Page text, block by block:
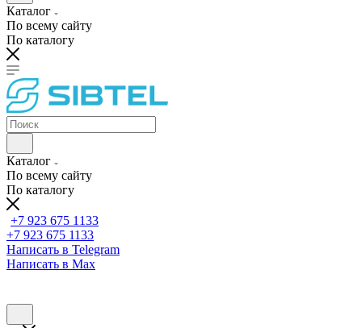
Каталог
По всему сайту
По каталогу
Каталог
По всему сайту
По каталогу
+7 923 675 1133
+7 923 675 1133
Написать в Telegram
Написать в Max